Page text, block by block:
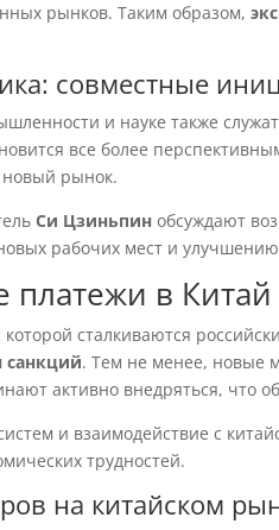
рынков. Таким образом,
совместные
и науке также
все более
новый рынок.
Си Цзиньпин обсуждают
рабочих мест и
в Китай
сталкиваются
санкций. Тем не менее, новые
активно внедряться, что
и взаимодействие с
трудностей.
на китайском